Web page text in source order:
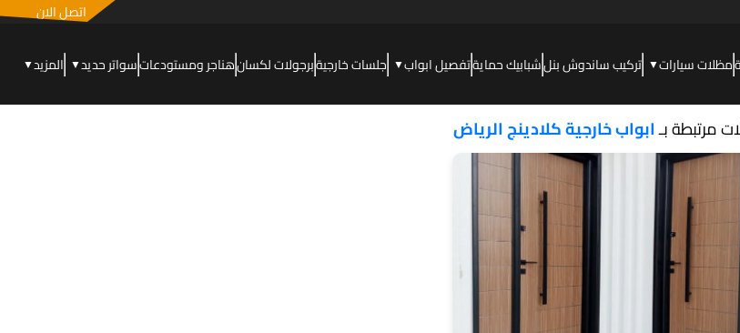
اتصل الان
مظلات سيارات▼ تركيب ساندوش بنلشبابيك حمايةتفصيل ابواب▼ جلسات خارجيةبرجولات لكسانهناجر ومستودعاتسواتر حديد▼ المزيد▼
مرتبطة بـابواب خارجية كلادينج الرياض